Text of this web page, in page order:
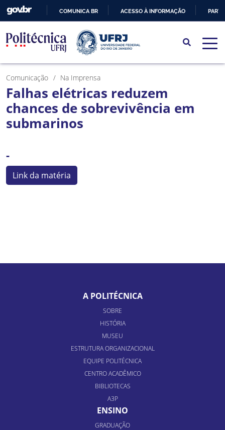
PARA
O
CONTEÚDO
COMUNICA BR ACESSO À INFORMAÇÃO
Comunicação Na Imprensa
Falhas elétricas reduzem
chances de sobrevivência em
submarinos
-
Link da matéria
A POLITÉCNICA
SOBRE
HISTÓRIA
MUSEU
ESTRUTURA ORGANIZACIONAL
EQUIPE POLITÉCNICA
CENTRO ACADÊMICO
BIBLIOTECAS
A3P
ENSINO
GRADUAÇÃO